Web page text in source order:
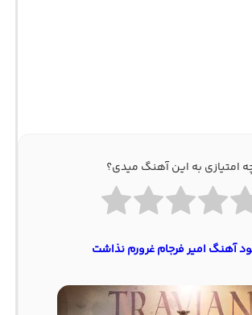
امتیازی به این آهنگ میدی؟
آهنگ امیر فرجام غرورم نذاشت